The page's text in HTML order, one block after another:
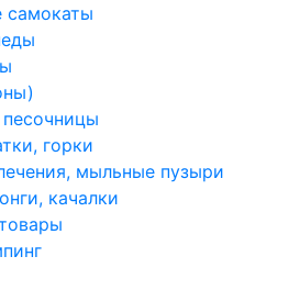
самокаты
горки
мыльные пузыри
качалки